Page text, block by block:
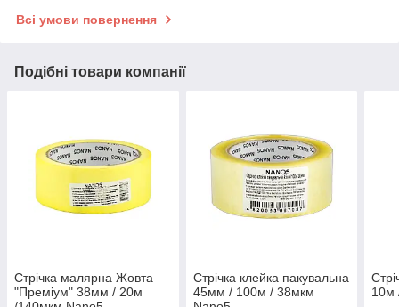
Всі умови повернення
Подібні товари компанії
Стрічка малярна Жовта
"Преміум" 38мм / 20м
Стрічка клейка пакувальна
45мм / 100м / 38мкм
10м